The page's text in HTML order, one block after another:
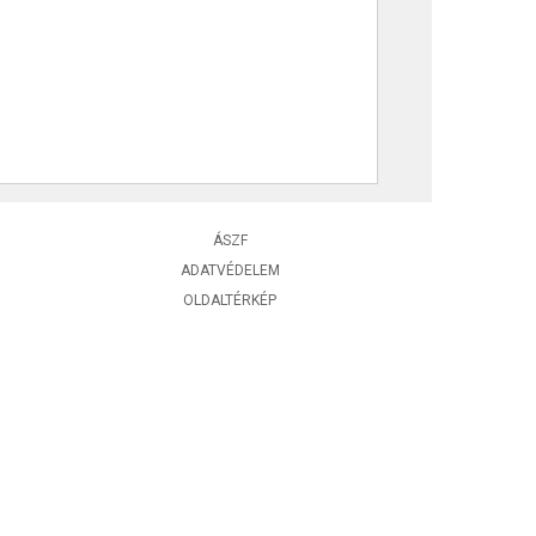
ÁSZF
ADATVÉDELEM
OLDALTÉRKÉP